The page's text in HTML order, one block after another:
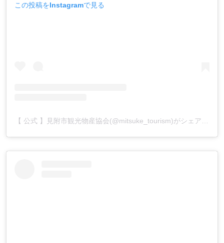
この投稿をInstagramで見る